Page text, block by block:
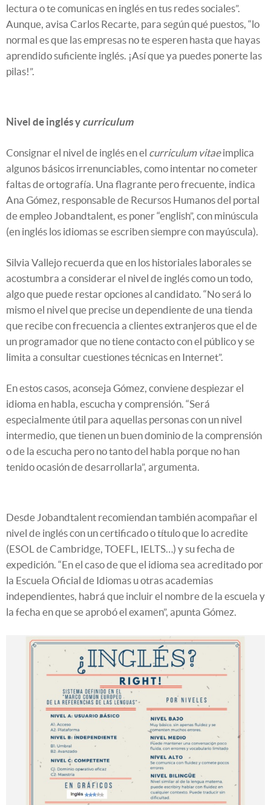
lectura o te comunicas en inglés en tus redes sociales”.
Aunque, avisa Carlos Recarte, para según qué puestos, “lo
normal es que las empresas no te esperen hasta que hayas
aprendido suficiente inglés. ¡Así que ya puedes ponerte las
pilas!”.
Nivel de inglés y curriculum
Consignar el nivel de inglés en el curriculum vitaeimplica
algunos básicos irrenunciables, como intentar no cometer
faltas de ortografía. Una flagrante pero frecuente, indica
Ana Gómez, responsable de Recursos Humanos del portal
de empleo Jobandtalent, es poner “english”, con minúscula
(en inglés los idiomas se escriben siempre con mayúscula).
Silvia Vallejo recuerda que en los historiales laborales se
acostumbra a considerar el nivel de inglés como un todo,
algo que puede restar opciones al candidato. “No será lo
mismo el nivel que precise un dependiente de una tienda
que recibe con frecuencia a clientes extranjeros que el de
un programador que no tiene contacto con el público y se
limita a consultar cuestiones técnicas en Internet”.
En estos casos, aconseja Gómez, conviene despiezar el
idioma en habla, escucha y comprensión. “Será
especialmente útil para aquellas personas con un nivel
intermedio, que tienen un buen dominio de la comprensión
o de la escucha pero no tanto del habla porque no han
tenido ocasión de desarrollarla”, argumenta.
Desde Jobandtalent recomiendan también acompañar el
nivel de inglés con un certificado o título que lo acredite
(ESOL de Cambridge, TOEFL, IELTS…) y su fecha de
expedición. “En el caso de que el idioma sea acreditado por
la Escuela Oficial de Idiomas u otras academias
independientes, habrá que incluir el nombre de la escuela y
la fecha en que se aprobó el examen”, apunta Gómez.